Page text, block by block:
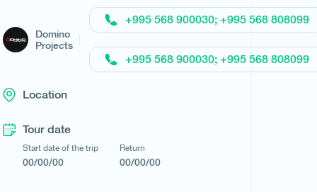
Domino
Projects
+995 568 900030; +995 568 808099
+995 568 900030; +995 568 808099
Location
Tour date
Start date of the trip
00/00/00
Return
00/00/00